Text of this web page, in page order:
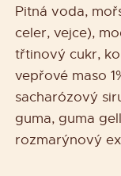
Pitná voda,
celer, vejce),
třtinový cukr,
vepřové maso
sacharózový
guma, guma
rozmarýnový